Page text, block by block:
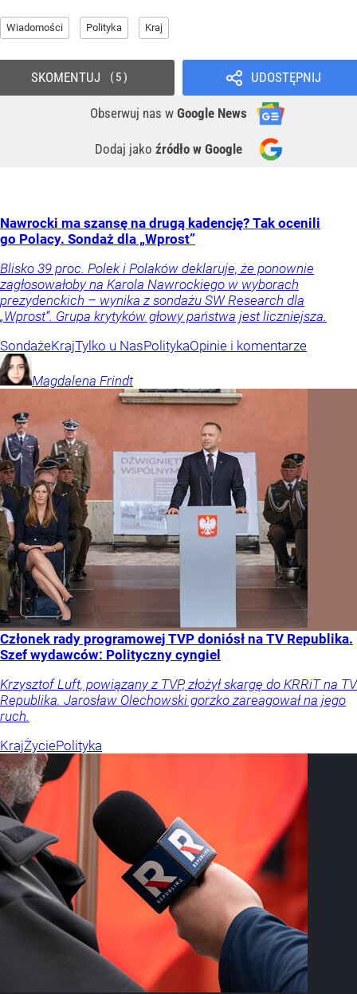
Wiadomości Polityka Kraj
UDOSTĘPNIJ
Obserwuj nas w Google News
Dodaj jako źródło w Google
SKOMENTUJ 5
Nawrocki ma szansę na drugą kadencję? Tak ocenili
go Polacy. Sondaż dla „Wprost”
Blisko 39 proc. Polek i Polaków deklaruje, że ponownie
zagłosowałoby na Karola Nawrockiego w wyborach
prezydenckich – wynika z sondażu SW Research dla
„Wprost”. Grupa krytyków głowy państwa jest liczniejsza.
SondażeKrajTylko u NasPolitykaOpinie i komentarze
Magdalena Frindt
Członek rady programowej TVP doniósł na TV Republika.
Szef wydawców: Polityczny cyngiel
Krzysztof Luft, powiązany z TVP, złożył skargę do KRRiT na TV
Republika. Jarosław Olechowski gorzko zareagował na jego
ruch.
KrajŻyciePolityka